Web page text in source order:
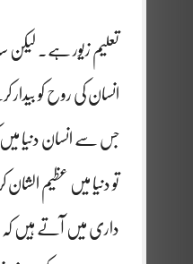
تعلیم زیور ہے۔ لیکن
انسان کی روح کو
جس سے انسان دنیا میں
تو دنیا میں عظیم
داری میں آتے ہیں کہ